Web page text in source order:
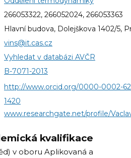
266053322, 266052024, 266053363
Hlavní budova, Dolejškova 1402/5,
vins@it.cas.cz
Vyhledat v databázi AVČR
B-7071-2013
http://www.orcid.org/0000-0002-
1420
www.researchgate.net/profile/
kvalifikace
v oboru Aplikovaná a